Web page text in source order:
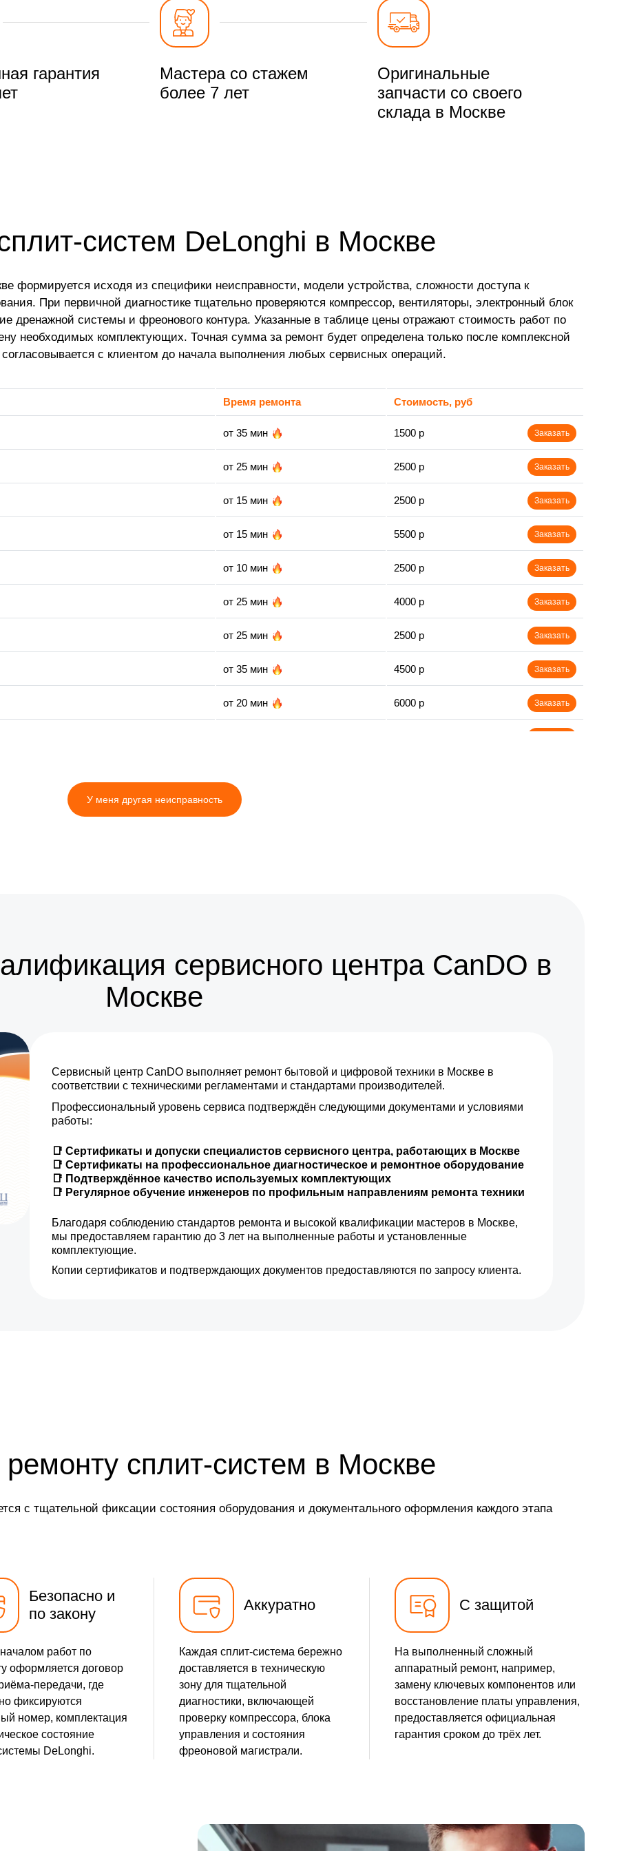
гарантия
Мастера со стажем
более 7 лет
Оригинальные
запчасти со своего
склада в Москве
систем DeLonghi в Москве
формируется исходя из специфики неисправности, модели устройства, сложности доступа к
При первичной диагностике тщательно проверяются компрессор, вентиляторы, электронный блок
дренажной системы и фреонового контура. Указанные в таблице цены отражают стоимость работ по
необходимых комплектующих. Точная сумма за ремонт будет определена только после комплексной
с клиентом до начала выполнения любых сервисных операций.
Время ремонта Стоимость, руб
от 35 мин 1500 р Заказать
от 25 мин 2500 р Заказать
от 15 мин 2500 р Заказать
от 15 мин 5500 р Заказать
от 10 мин 2500 р Заказать
от 25 мин 4000 р Заказать
от 25 мин 2500 р Заказать
от 35 мин 4500 р Заказать
от 20 мин 6000 р Заказать
от 30 мин
от 25 мин 7000 р Заказать
У меня другая неисправность
сервисного центра CanDO в
Москве
Сервисный центр CanDO выполняет ремонт бытовой и цифровой техники в Москве в
соответствии с техническими регламентами и стандартами производителей.
Профессиональный уровень сервиса подтверждён следующими документами и условиями
работы:
📑 Сертификаты и допуски специалистов сервисного центра, работающих в Москве
📑 Сертификаты на профессиональное диагностическое и ремонтное оборудование
📑 Подтверждённое качество используемых комплектующих
📑 Регулярное обучение инженеров по профильным направлениям ремонта техники
Благодаря соблюдению стандартов ремонта и высокой квалификации мастеров в Москве,
мы предоставляем гарантию до 3 лет на выполненные работы и установленные
комплектующие.
Копии сертификатов и подтверждающих документов предоставляются по запросу клиента.
сплит-систем в Москве
с тщательной фиксации состояния оборудования и документального оформления каждого этапа
Безопасно и
по закону
работ по
оформляется договор
передачи, где
фиксируются
номер, комплектация
состояние
DeLonghi.
Аккуратно
Каждая сплит-система бережно
доставляется в техническую
зону для тщательной
диагностики, включающей
проверку компрессора, блока
управления и состояния
фреоновой магистрали.
С защитой
На выполненный сложный
аппаратный ремонт, например,
замену ключевых компонентов или
восстановление платы управления,
предоставляется официальная
гарантия сроком до трёх лет.